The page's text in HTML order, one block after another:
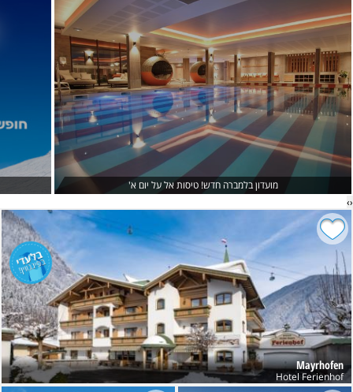
‹
›
מועדון בלמברה חדש! טיסות אל על יום א'
‹
›
Mayrhofen
Hotel Ferienhof